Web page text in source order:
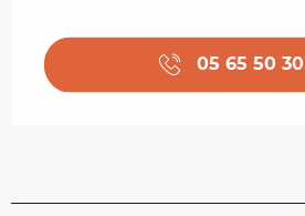
05 65 50 30